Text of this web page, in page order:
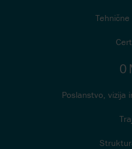
O
Poslanstvo, vizija